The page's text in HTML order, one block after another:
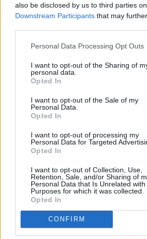
also be disclosed by us to third parties
Downstream Participants that may
Personal Data Processing Opt Outs
I want to opt-out of the Sharing of
personal data.
Opted In
I want to opt-out of the Sale of my
Personal Data.
Opted In
I want to opt-out of processing my
Personal Data for Targeted
Opted In
I want to opt-out of Collection, Use,
Retention, Sale, and/or Sharing of
Personal Data that Is Unrelated
Purposes for which it was collected.
Opted In
CONFIRM
juhlitaan elokuun 5. ja 6. päivä
itsenäisyyspäivää, ja samoina päivinä
vierailupaikka. Aikoinaan
Mytilinii
Paleontologinen museo
Samoksen keskiosassa, Mytiliniin
korkeatasoinen museo , joka
esihistoriallisiin aikoihin. Koko
historia tulee täällä tutuksi, ja niin
miljoonaa vuotta vanhat hevosen
merkittävin näytekappale. Museota
Kreikan ainoaksi museoksi alallaan.
euron pääsymaksu aikuisilta, ja se on
15, su klo 10-15.